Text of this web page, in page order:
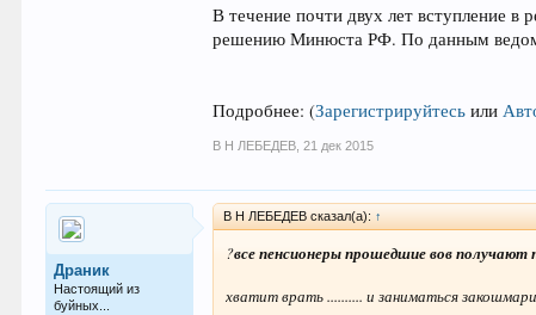
В течение почти двух лет вступление в
решению Минюста РФ. По данным
Подробнее:(Зарегистрируйтесь или
В Н ЛЕБЕДЕВ 21 дек 2015
Драник
Настоящий из
буйных...
В Н ЛЕБЕДЕВ сказал(а): ↑
?все пенсионеры прошедшие вов получают
хватит врать .......... и заниматься